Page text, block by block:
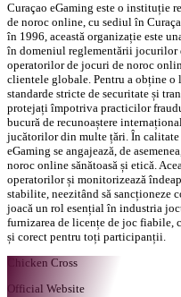
Curaçao eGaming este o instituție
de noroc online, cu sediul în
în 1996, această organizație este
în domeniul reglementării jocurilor
operatorilor de jocuri de noroc
clientele globale. Pentru a obține o
standarde stricte de securitate și
protejați împotriva practicilor
bucură de recunoaștere
jucătorilor din multe țări. În calitate
eGaming se angajează, de
noroc online sănătoasă și etică.
operatorilor și monitorizează
stabilite, neezitând să sancționeze
joacă un rol esențial în industria
furnizarea de licențe de joc fiabile,
și corect pentru toți participanții.
Chicken Cross
Official Website